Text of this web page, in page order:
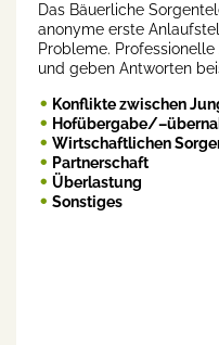
Das Bäuerliche
anonyme erste
Probleme.
und geben Antworten
Konflikte zwischen
Hofübergabe/
Wirtschaftlichen
Partnerschaft
Überlastung
Sonstiges